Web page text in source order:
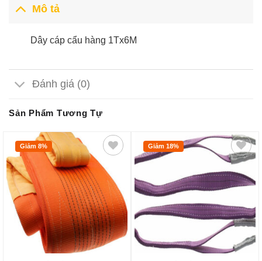
Mô tả
Dây cáp cẩu hàng 1Tx6M
Đánh giá (0)
Sản Phẩm Tương Tự
Giảm 8% Giảm 18%